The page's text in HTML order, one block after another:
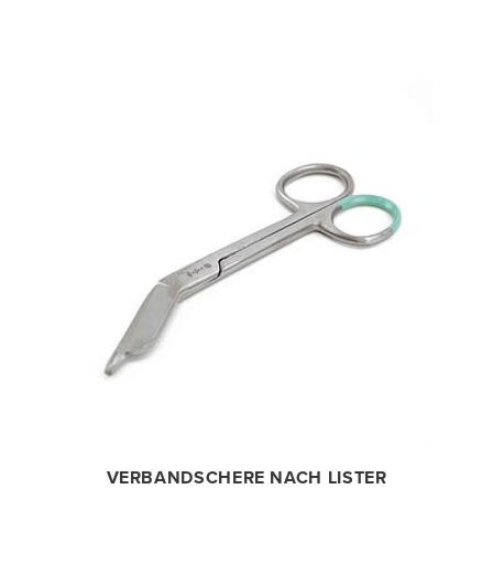
VERBANDSCHERE NACH LISTER